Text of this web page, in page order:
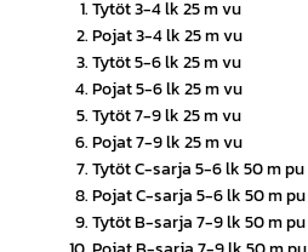
Tytöt 3-4 lk 25 m vu
Pojat 3-4 lk 25 m vu
Tytöt 5-6 lk 25 m vu
Pojat 5-6 lk 25 m vu
Tytöt 7-9 lk 25 m vu
Pojat 7-9 lk 25 m vu
Tytöt C-sarja 5-6 lk 50 m pu
Pojat C-sarja 5-6 lk 50 m pu
Tytöt B-sarja 7-9 lk 50 m pu